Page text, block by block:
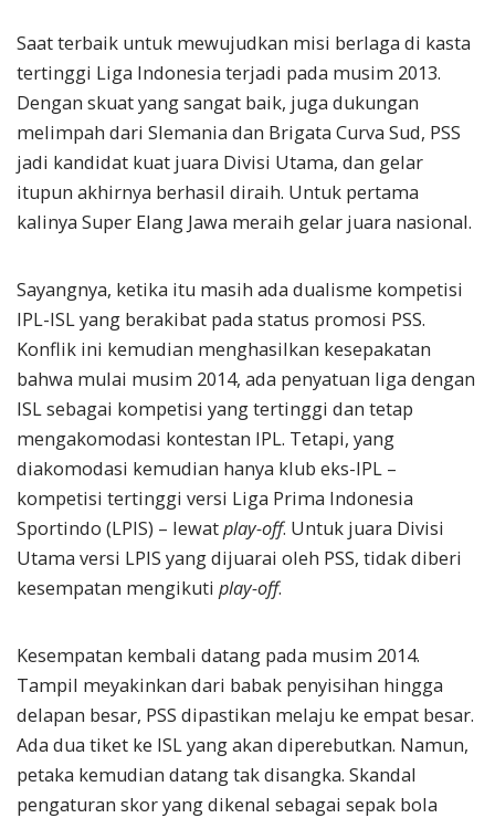
Saat terbaik untuk mewujudkan misi berlaga di kasta
tertinggi Liga Indonesia terjadi pada musim 2013.
Dengan skuat yang sangat baik, juga dukungan
melimpah dari Slemania dan Brigata Curva Sud, PSS
jadi kandidat kuat juara Divisi Utama, dan gelar
itupun akhirnya berhasil diraih. Untuk pertama
kalinya Super Elang Jawa meraih gelar juara nasional.
Sayangnya, ketika itu masih ada dualisme kompetisi
IPL-ISL yang berakibat pada status promosi PSS.
Konflik ini kemudian menghasilkan kesepakatan
bahwa mulai musim 2014, ada penyatuan liga dengan
ISL sebagai kompetisi yang tertinggi dan tetap
mengakomodasi kontestan IPL. Tetapi, yang
diakomodasi kemudian hanya klub eks-IPL –
kompetisi tertinggi versi Liga Prima Indonesia
Sportindo (LPIS) – lewatplay-off. Untuk juara Divisi
Utama versi LPIS yang dijuarai oleh PSS, tidak diberi
kesempatan mengikuti play-off.
Kesempatan kembali datang pada musim 2014.
Tampil meyakinkan dari babak penyisihan hingga
delapan besar, PSS dipastikan melaju ke empat besar.
Ada dua tiket ke ISL yang akan diperebutkan. Namun,
petaka kemudian datang tak disangka. Skandal
pengaturan skor yang dikenal sebagai sepak bola